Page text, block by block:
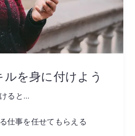
を身に付けよう
ると…
仕事を任せてもらえる